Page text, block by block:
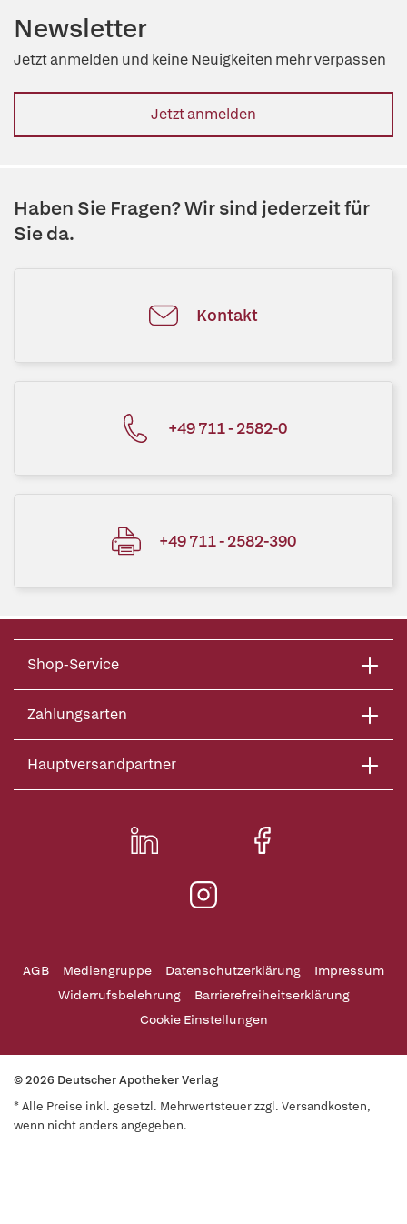
Newsletter
Jetzt anmelden und keine Neuigkeiten mehr verpassen
Jetzt anmelden
Haben Sie Fragen? Wir sind jederzeit für
Sie da.
Kontakt
+49 711 - 2582-0
+49 711 - 2582-390
Shop-Service
Zahlungsarten
Hauptversandpartner
AGB Mediengruppe Datenschutzerklärung
Impressum
Widerrufsbelehrung
Barrierefreiheitserklärung
Cookie Einstellungen
© 2026 Deutscher Apotheker Verlag
* Alle Preise inkl. gesetzl. Mehrwertsteuer zzgl. Versandkosten,
wenn nicht anders angegeben.